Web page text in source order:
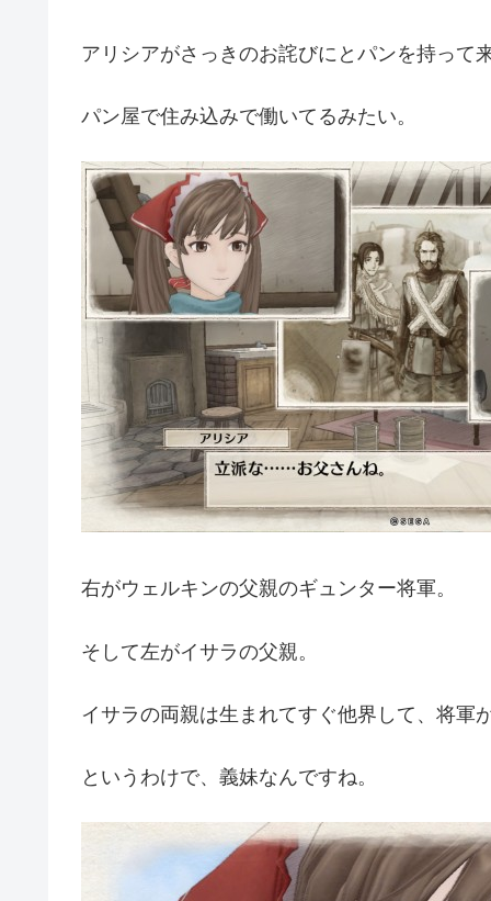
アリシアがさっきのお詫びにとパンを持って
パン屋で住み込みで働いてるみたい。
右がウェルキンの父親のギュンター将軍。
そして左がイサラの父親。
イサラの両親は生まれてすぐ他界して、将軍
というわけで、義妹なんですね。